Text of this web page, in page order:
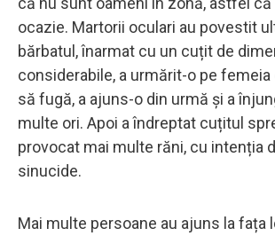
ocazie. Martorii oculari au povestit
bărbatul, înarmat cu un cuțit de
considerabile, a urmărit-o pe
să fugă, a ajuns-o din urmă și a
multe ori. Apoi a îndreptat cuțitul
provocat mai multe răni, cu intenția
sinucide.
Mai multe persoane au ajuns la fața